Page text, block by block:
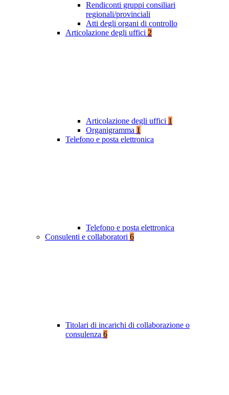
Rendiconti gruppi consiliari
regionali/provinciali
Atti degli organi di controllo
Articolazione degli uffici 2
Articolazione degli uffici 1
Organigramma 1
Telefono e posta elettronica
Telefono e posta elettronica
Consulenti e collaboratori 6
Titolari di incarichi di collaborazione o
consulenza 6